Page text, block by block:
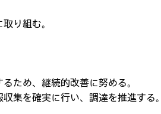
り組む。
ため、継続的改善に努める。
集を確実に行い、調達を推進する。